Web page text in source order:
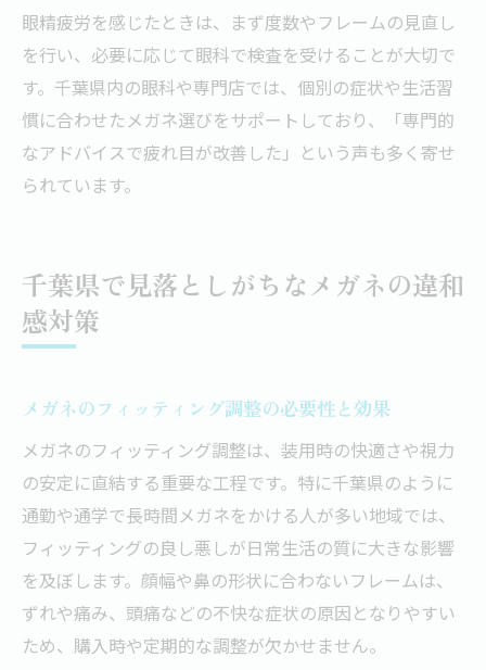
眼精疲労を感じたときは、まず度数やフレームの見直し
を行い、必要に応じて眼科で検査を受けることが大切で
す。千葉県内の眼科や専門店では、個別の症状や生活習
慣に合わせたメガネ選びをサポートしており、「専門的
なアドバイスで疲れ目が改善した」という声も多く寄せ
られています。
千葉県で見落としがちなメガネの違和
感対策
メガネのフィッティング調整の必要性と効果
メガネのフィッティング調整は、装用時の快適さや視力
の安定に直結する重要な工程です。特に千葉県のように
通勤や通学で長時間メガネをかける人が多い地域では、
フィッティングの良し悪しが日常生活の質に大きな影響
を及ぼします。顔幅や鼻の形状に合わないフレームは、
ずれや痛み、頭痛などの不快な症状の原因となりやすい
ため、購入時や定期的な調整が欠かせません。